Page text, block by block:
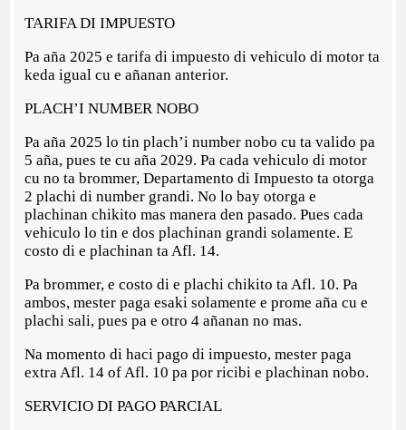
TARIFA DI IMPUESTO
Pa aña 2025 e tarifa di impuesto di vehiculo di motor ta
keda igual cu e añanan anterior.
PLACH’I NUMBER NOBO
Pa aña 2025 lo tin plach’i number nobo cu ta valido pa
5 aña, pues te cu aña 2029. Pa cada vehiculo di motor
cu no ta brommer, Departamento di Impuesto ta otorga
2 plachi di number grandi. No lo bay otorga e
plachinan chikito mas manera den pasado. Pues cada
vehiculo lo tin e dos plachinan grandi solamente. E
costo di e plachinan ta Afl. 14.
Pa brommer, e costo di e plachi chikito ta Afl. 10. Pa
ambos, mester paga esaki solamente e prome aña cu e
plachi sali, pues pa e otro 4 añanan no mas.
Na momento di haci pago di impuesto, mester paga
extra Afl. 14 of Afl. 10 pa por ricibi e plachinan nobo.
SERVICIO DI PAGO PARCIAL